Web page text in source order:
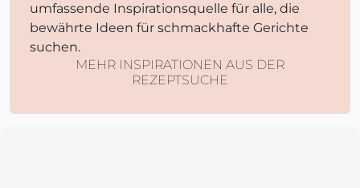
umfassende Inspirationsquelle für alle, die
bewährte Ideen für schmackhafte Gerichte
suchen.
MEHR INSPIRATIONEN AUS DER
REZEPTSUCHE